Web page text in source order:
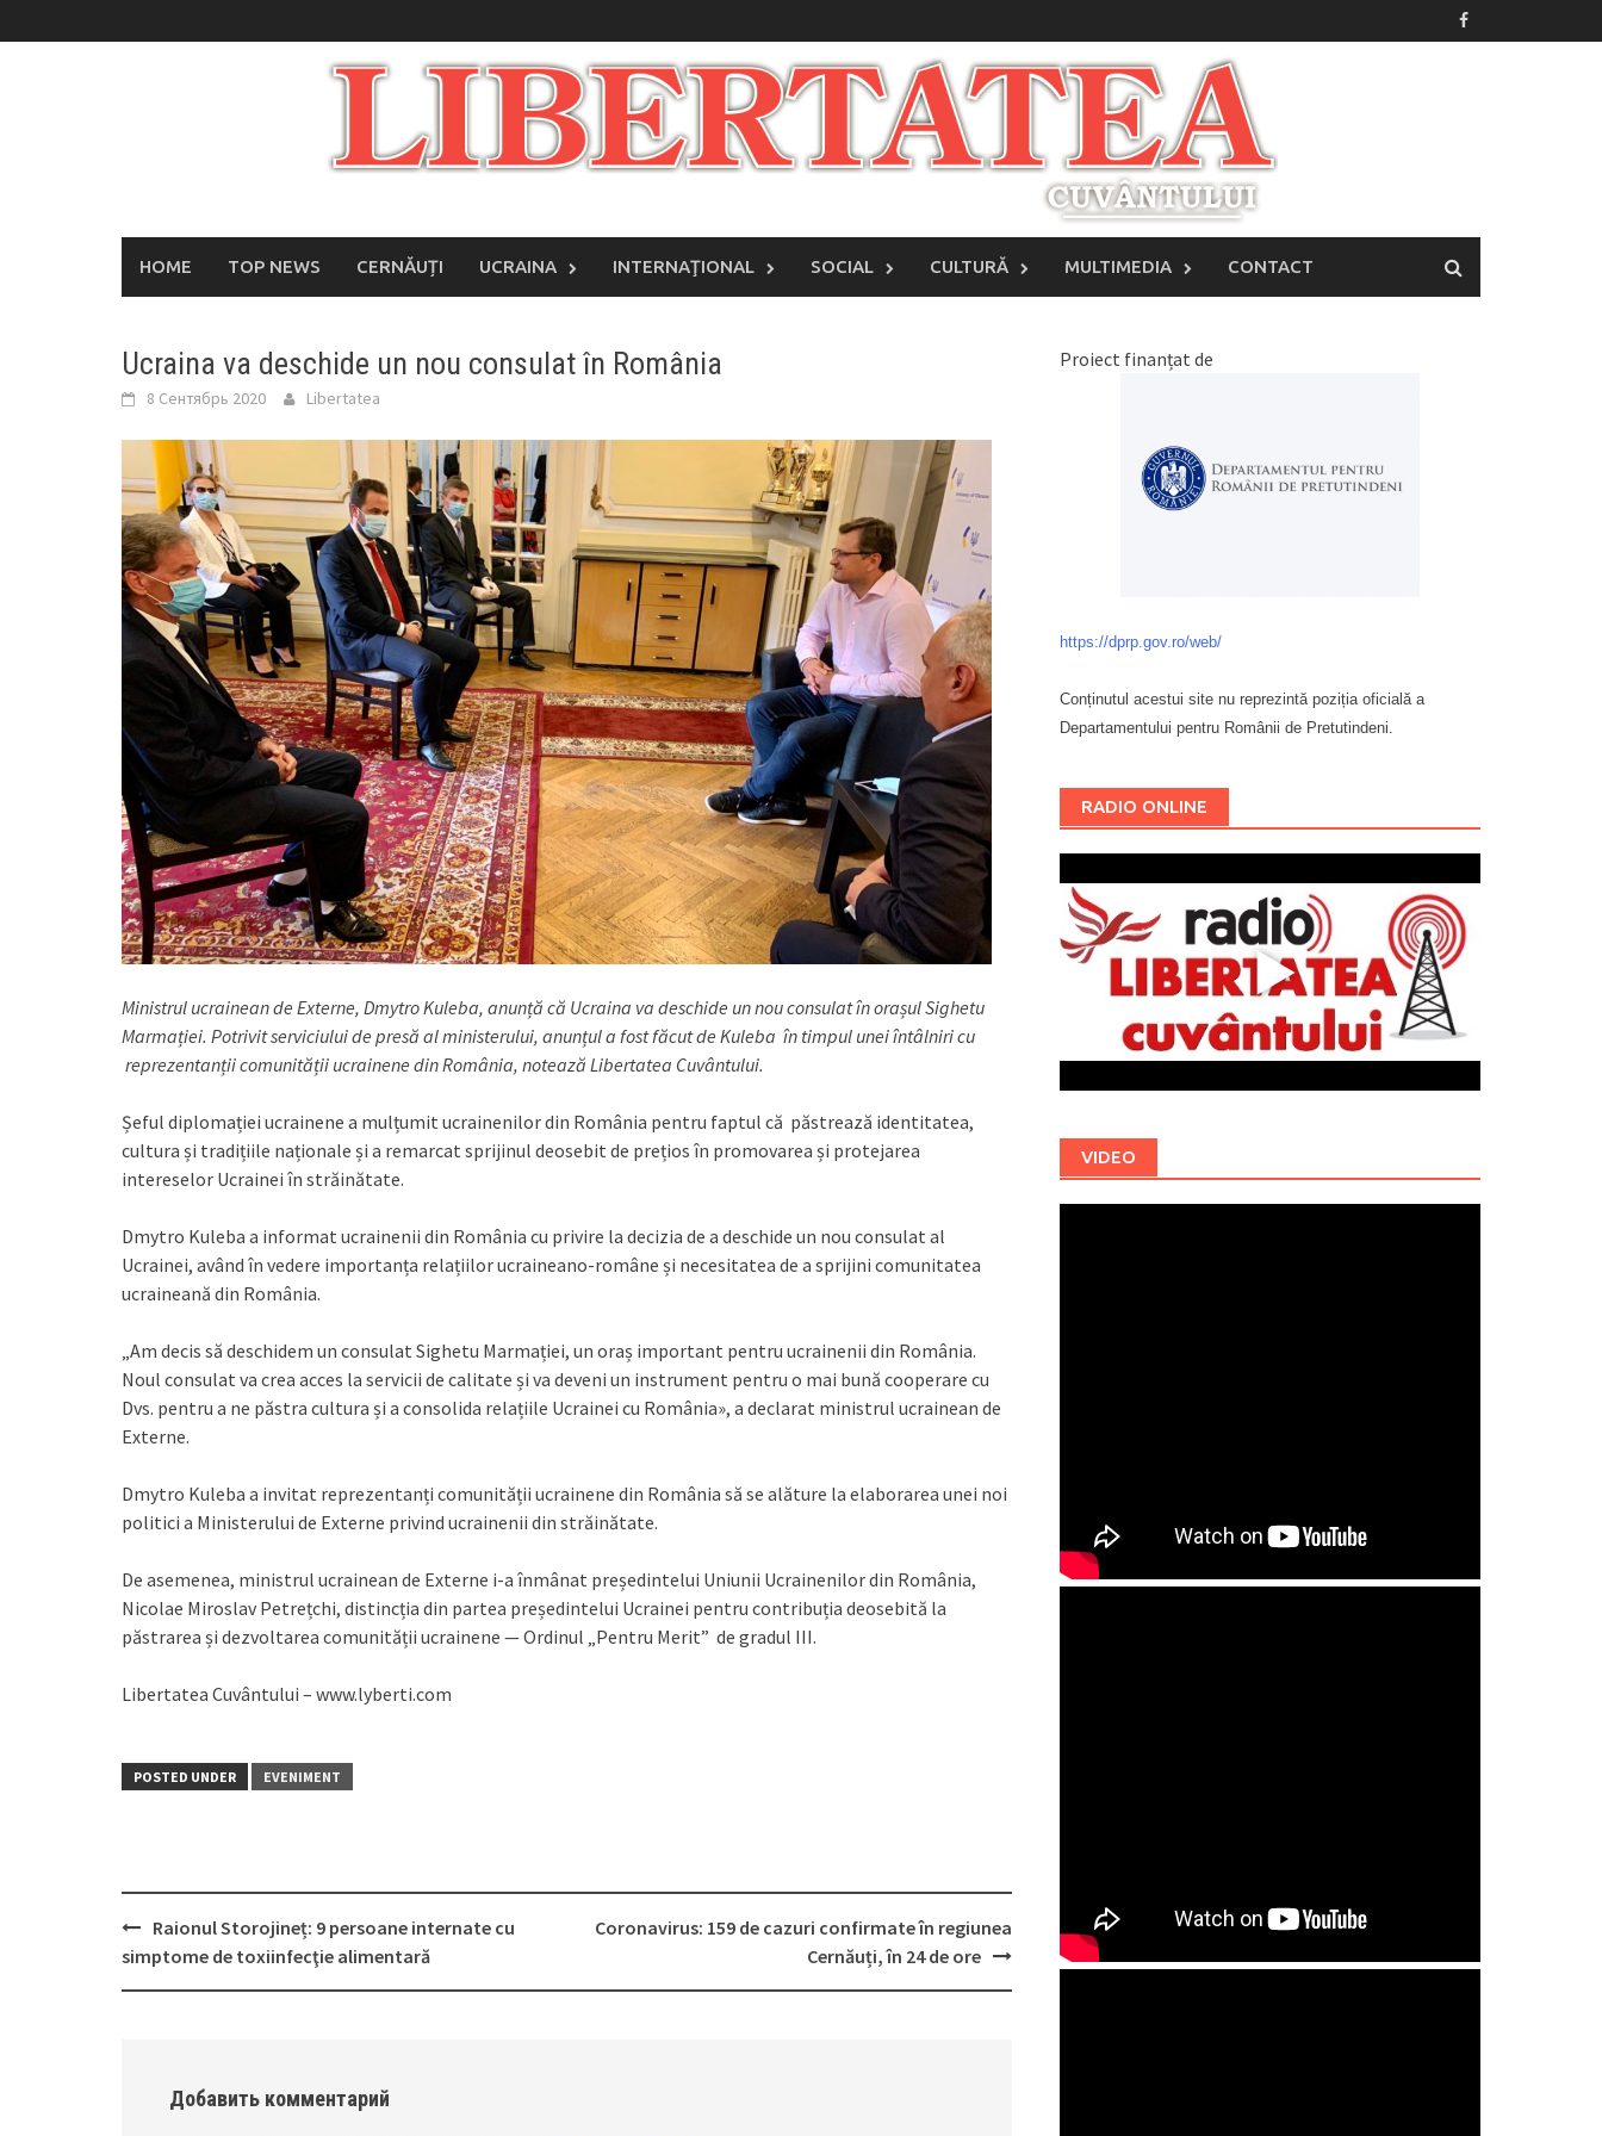
to
HOME TOP NEWS CERNĂUȚI UCRAINA INTERNAŢIONAL SOCIAL CULTURĂ MULTIMEDIA CONTACT
Ucraina va deschide un nou consulat în România
8 Сентябрь 2020 Libertatea
Ministrul ucrainean de Externe, Dmytro Kuleba, anunță că Ucraina va deschide un nou consulat în orașul Sighetu
Marmației. Potrivit serviciului de presă al ministerului, anunțul a fost făcut de Kuleba în timpul unei întâlniri cu
reprezentanții comunității ucrainene din România, notează Libertatea Cuvântului.
Șeful diplomației ucrainene a mulțumit ucrainenilor din România pentru faptul că păstrează identitatea,
cultura și tradițiile naționale și a remarcat sprijinul deosebit de prețios în promovarea și protejarea
intereselor Ucrainei în străinătate.
Dmytro Kuleba a informat ucrainenii din România cu privire la decizia de a deschide un nou consulat al
Ucrainei, având în vedere importanța relațiilor ucraineano-române și necesitatea de a sprijini comunitatea
ucraineană din România.
„Am decis să deschidem un consulat Sighetu Marmației, un oraș important pentru ucrainenii din România.
Noul consulat va crea acces la servicii de calitate și va deveni un instrument pentru o mai bună cooperare cu
Dvs. pentru a ne păstra cultura și a consolida relațiile Ucrainei cu România», a declarat ministrul ucrainean de
Externe.
Dmytro Kuleba a invitat reprezentanți comunității ucrainene din România să se alăture la elaborarea unei noi
politici a Ministerului de Externe privind ucrainenii din străinătate.
De asemenea, ministrul ucrainean de Externe i-a înmânat președintelui Uniunii Ucrainenilor din România,
Nicolae Miroslav Petrețchi, distincția din partea președintelui Ucrainei pentru contribuția deosebită la
păstrarea și dezvoltarea comunității ucrainene — Ordinul „Pentru Merit” de gradul III.
Libertatea Cuvântului – www.lyberti.com
POSTED UNDER EVENIMENT
Post
navigation
Raionul Storojineț: 9 persoane internate cu
simptome de toxiinfecţie alimentară
Coronavirus: 159 de cazuri confirmate în regiunea
Cernăuți, în 24 de ore
Добавить комментарий
Proiect finanțat de
https://dprp.gov.ro/web/
Conținutul acestui site nu reprezintă poziția oficială a
Departamentului pentru Românii de Pretutindeni.
RADIO ONLINE
VIDEO